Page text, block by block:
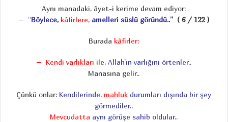
Aynı manadaki, âyet-i kerime devam ediyor:
– “Böylece, kâfirlere, amelleri süslü göründü..”( 6 / 122 )
Burada kâfirler:
– Kendi varlıkları ile,Allah’ın varlığını örtenler..
Manasına gelir..
Çünkü onlar: Kendilerinde, mahluk durumları dışında bir şey
görmediler..
Mevcudatta aynı görüşe sahib oldular..